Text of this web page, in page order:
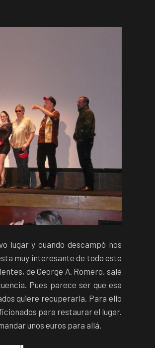
lugar y cuando descampó nos
muy interesante de todo este
de George A. Romero, sale
Pues parece ser que esa
quiere recuperarla. Para ello
para restaurar el lugar.
unos euros para allá.